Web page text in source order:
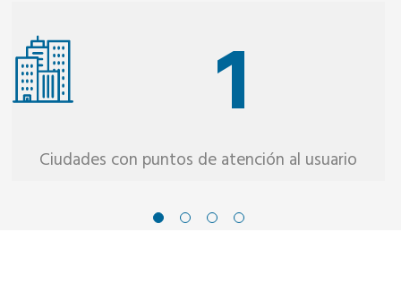
1
Ciudades con puntos de atención al usuario